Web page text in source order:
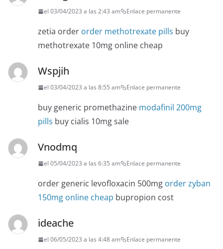
el 03/04/2023 a las 2:43 am Enlace permanente
zetia order order methotrexate pills buy
methotrexate 10mg online cheap
Wspjih
el 03/04/2023 a las 8:55 am Enlace permanente
buy generic promethazine modafinil 200mg
pills buy cialis 10mg sale
Vnodmq
el 05/04/2023 a las 6:35 am Enlace permanente
order generic levofloxacin 500mg order zyban
150mg online cheap bupropion cost
ideache
el 06/05/2023 a las 4:48 am Enlace permanente